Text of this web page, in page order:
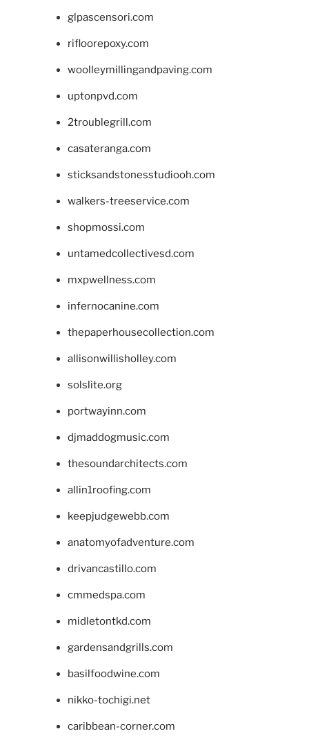
glpascensori.com
rifloorepoxy.com
woolleymillingandpaving.com
uptonpvd.com
2troublegrill.com
casateranga.com
sticksandstonesstudiooh.com
walkers-treeservice.com
shopmossi.com
untamedcollectivesd.com
mxpwellness.com
infernocanine.com
thepaperhousecollection.com
allisonwillisholley.com
solslite.org
portwayinn.com
djmaddogmusic.com
thesoundarchitects.com
allin1roofing.com
keepjudgewebb.com
anatomyofadventure.com
drivancastillo.com
cmmedspa.com
midletontkd.com
gardensandgrills.com
basilfoodwine.com
nikko-tochigi.net
caribbean-corner.com